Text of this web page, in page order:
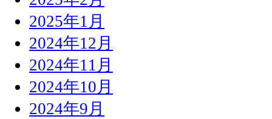
2025年1月
2024年12月
2024年11月
2024年10月
2024年9月